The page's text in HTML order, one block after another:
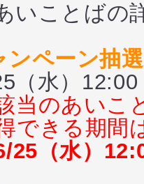
ことばの
ンペーン抽
（水）12:00
当のあいこ
できる期間
25（水）